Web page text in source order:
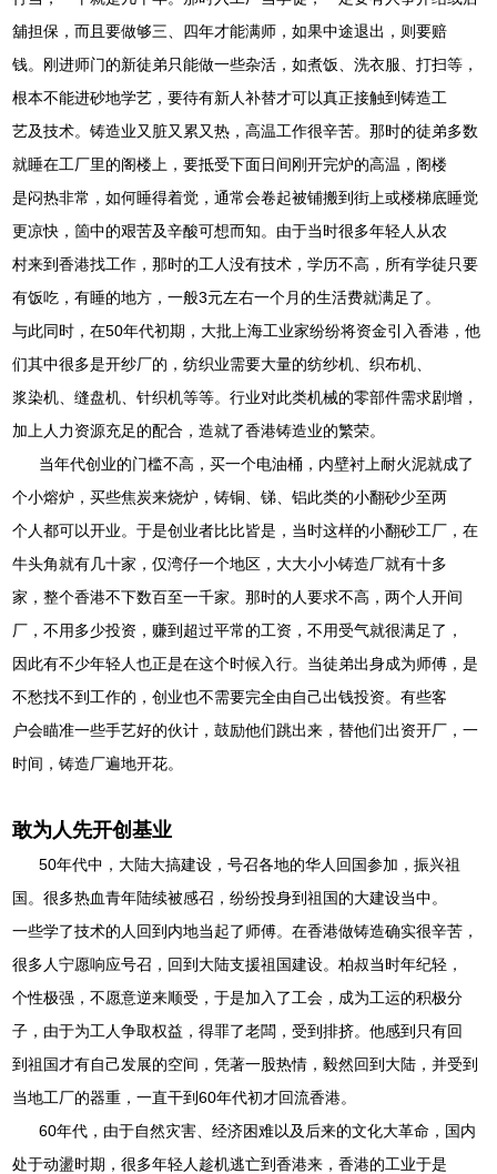
舖担保，而且要做够三、四年才能满师，如果中途退出，则要赔
钱。刚进师门的新徒弟只能做一些杂活，如煮饭、洗衣服、打扫等，
根本不能进砂地学艺，要待有新人补替才可以真正接触到铸造工
艺及技术。铸造业又脏又累又热，高温工作很辛苦。那时的徒弟多数
就睡在工厂里的阁楼上，要抵受下面日间刚开完炉的高温，阁楼
是闷热非常，如何睡得着觉，通常会卷起被铺搬到街上或楼梯底睡觉
更凉快，箇中的艰苦及辛酸可想而知。由于当时很多年轻人从农
村来到香港找工作，那时的工人没有技术，学历不高，所有学徒只要
有饭吃，有睡的地方，一般3元左右一个月的生活费就满足了。
与此同时，在50年代初期，大批上海工业家纷纷将资金引入香港，他
们其中很多是开纱厂的，纺织业需要大量的纺纱机、织布机、
浆染机、缝盘机、针织机等等。行业对此类机械的零部件需求剧增，
加上人力资源充足的配合，造就了香港铸造业的繁荣。
当年代创业的门槛不高，买一个电油桶，内壁衬上耐火泥就成了
个小熔炉，买些焦炭来烧炉，铸铜、锑、铝此类的小翻砂少至两
个人都可以开业。于是创业者比比皆是，当时这样的小翻砂工厂，在
牛头角就有几十家，仅湾仔一个地区，大大小小铸造厂就有十多
家，整个香港不下数百至一千家。那时的人要求不高，两个人开间
厂，不用多少投资，赚到超过平常的工资，不用受气就很满足了，
因此有不少年轻人也正是在这个时候入行。当徒弟出身成为师傅，是
不愁找不到工作的，创业也不需要完全由自己出钱投资。有些客
户会瞄准一些手艺好的伙计，鼓励他们跳出来，替他们出资开厂，一
时间，铸造厂遍地开花。
敢为人先开创基业
50年代中，大陆大搞建设，号召各地的华人回国参加，振兴祖
国。很多热血青年陆续被感召，纷纷投身到祖国的大建设当中。
一些学了技术的人回到内地当起了师傅。在香港做铸造确实很辛苦，
很多人宁愿响应号召，回到大陆支援祖国建设。柏叔当时年纪轻，
个性极强，不愿意逆来顺受，于是加入了工会，成为工运的积极分
子，由于为工人争取权益，得罪了老闆，受到排挤。他感到只有回
到祖国才有自己发展的空间，凭著一股热情，毅然回到大陆，并受到
当地工厂的器重，一直干到60年代初才回流香港。
60年代，由于自然灾害、经济困难以及后来的文化大革命，国内
处于动盪时期，很多年轻人趁机逃亡到香港来，香港的工业于是